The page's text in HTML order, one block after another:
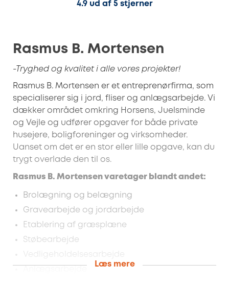
4.9 ud af 5 stjerner
Rasmus B. Mortensen
-Tryghed og kvalitet i alle vores projekter!
Rasmus B. Mortensen er et entreprenørfirma, som
specialiserer sig i jord, fliser og anlægsarbejde. Vi
dækker området omkring Horsens, Juelsminde
og Vejle og udfører opgaver for både private
husejere, boligforeninger og virksomheder.
Uanset om det er en stor eller lille opgave, kan du
trygt overlade den til os.
Rasmus B. Mortensen varetager blandt andet:
Brolægning og belægning
Gravearbejde og jordarbejde
Etablering af græsplæne
Støbearbejde
Vedligeholdelsesarbejde
Læs mere